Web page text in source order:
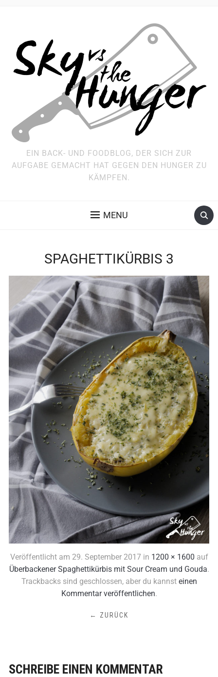
EIN BACK- UND FOODBLOG, DER SICH ZUR
AUFGABE GEMACHT HAT GEGEN DEN HUNGER ZU
KÄMPFEN.
MENU
SPAGHETTIKÜRBIS 3
Veröffentlicht am 29. September 2017in 1200 × 1600 auf
Überbackener Spaghettikürbis mit Sour Cream und Gouda.
Trackbacks sind geschlossen, aber du kannst einen
Kommentar veröffentlichen.
← ZURÜCK
SCHREIBE EINEN KOMMENTAR